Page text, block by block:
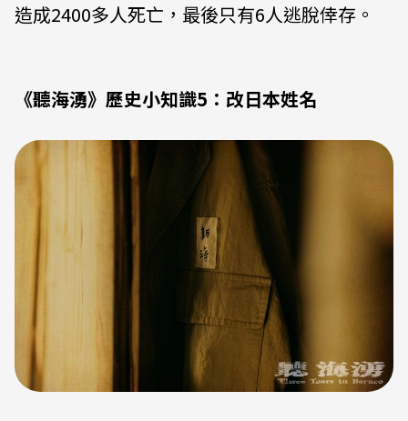
造成2400多人死亡，最後只有6人逃脫倖存。
《聽海湧》歷史小知識5：改日本姓名